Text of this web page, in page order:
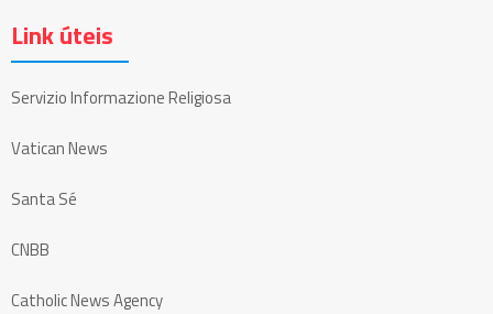
Link úteis
Servizio Informazione Religiosa
Vatican News
Santa Sé
CNBB
Catholic News Agency